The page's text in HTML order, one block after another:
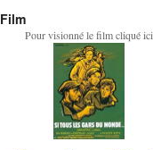
Film
Pour visionné le film cliqué ici